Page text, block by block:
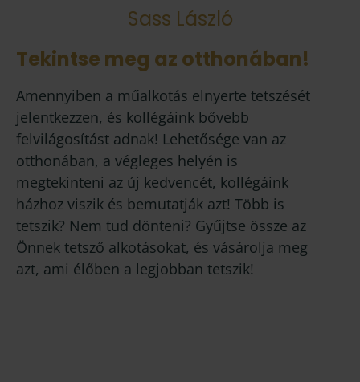
Sass László
Tekintse meg az otthonában!
Amennyiben a műalkotás elnyerte tetszését
jelentkezzen, és kollégáink bővebb
felvilágosítást adnak! Lehetősége van az
otthonában, a végleges helyén is
megtekinteni az új kedvencét, kollégáink
házhoz viszik és bemutatják azt! Több is
tetszik? Nem tud dönteni? Gyűjtse össze az
Önnek tetsző alkotásokat, és vásárolja meg
azt, ami élőben a legjobban tetszik!